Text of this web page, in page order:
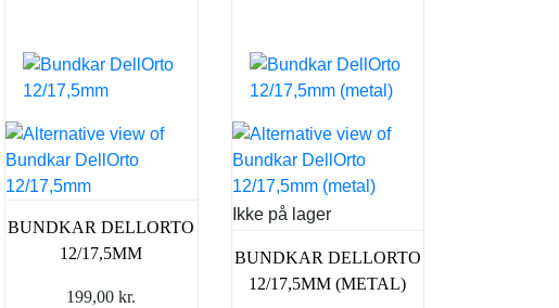
BUNDKAR DELLORTO
12/17,5MM
199,00kr.
Ikke på lager
BUNDKAR DELLORTO
12/17,5MM (METAL)